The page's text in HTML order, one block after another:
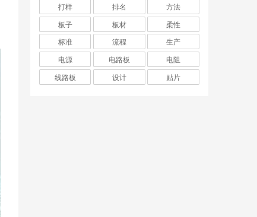
打样
排名
方法
板子
板材
柔性
标准
流程
生产
电源
电路板
电阻
线路板
设计 贴片